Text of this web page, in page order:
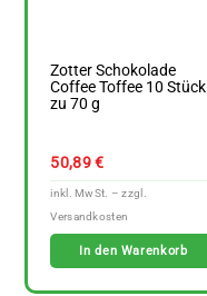
Zotter Schokolade
Coffee Toffee 10 Stück
zu 70 g
50,89€
In den Warenkorb